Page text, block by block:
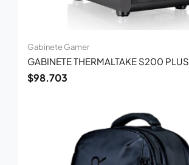
Gabinete Gamer
GABINETE THERMALTAKE S200 PLUS
$98.703